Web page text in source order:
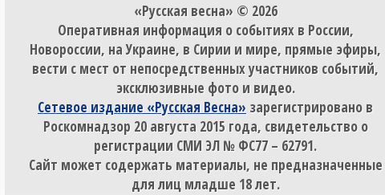
«Русская весна» © 2026
Оперативная информация о событиях в России,
Новороссии, на Украине, в Сирии и мире, прямые эфиры,
вести с мест от непосредственных участников событий,
эксклюзивные фото и видео.
Сетевое издание «Русская Весна» зарегистрировано в
Роскомнадзор 20 августа 2015 года, свидетельство о
регистрации СМИ ЭЛ № ФС77 – 62791.
Сайт может содержать материалы, не предназначенные
для лиц младше 18 лет.